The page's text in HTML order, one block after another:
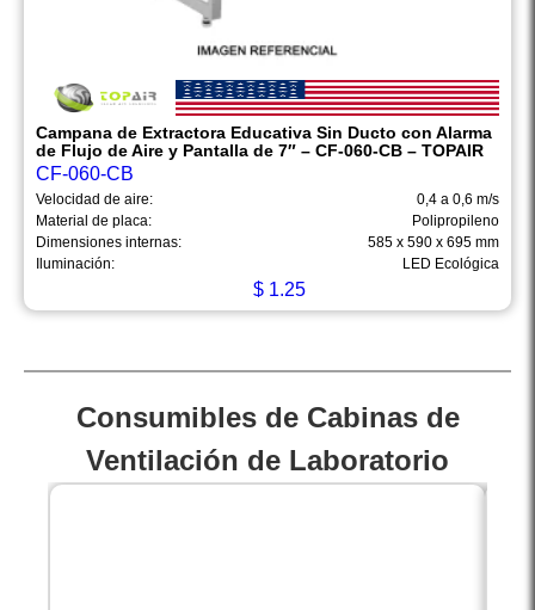
Campana de Extractora Educativa Sin Ducto con Alarma
de Flujo de Aire y Pantalla de 7″ – CF-060-CB – TOPAIR
CF-060-CB
Velocidad de aire:
0,4 a 0,6 m/s
Material de placa:
Polipropileno
Dimensiones internas:
585 x 590 x 695 mm
Iluminación:
LED Ecológica
$ 1.25
Consumibles de Cabinas de
Ventilación de Laboratorio